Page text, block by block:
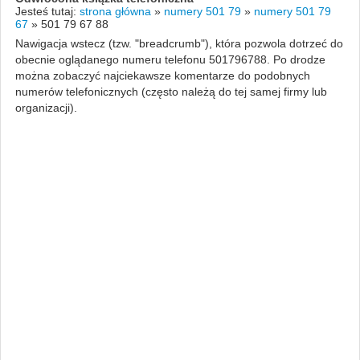
Jesteś tutaj: strona główna » numery 501 79 » numery 501 79
67 » 501 79 67 88
Nawigacja wstecz (tzw. "breadcrumb"), która pozwola dotrzeć do
obecnie oglądanego numeru telefonu 501796788. Po drodze
można zobaczyć najciekawsze komentarze do podobnych
numerów telefonicznych (często należą do tej samej firmy lub
organizacji).